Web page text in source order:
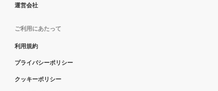
運営会社
ご利用にあたって
利用規約
プライバシーポリシー
クッキーポリシー